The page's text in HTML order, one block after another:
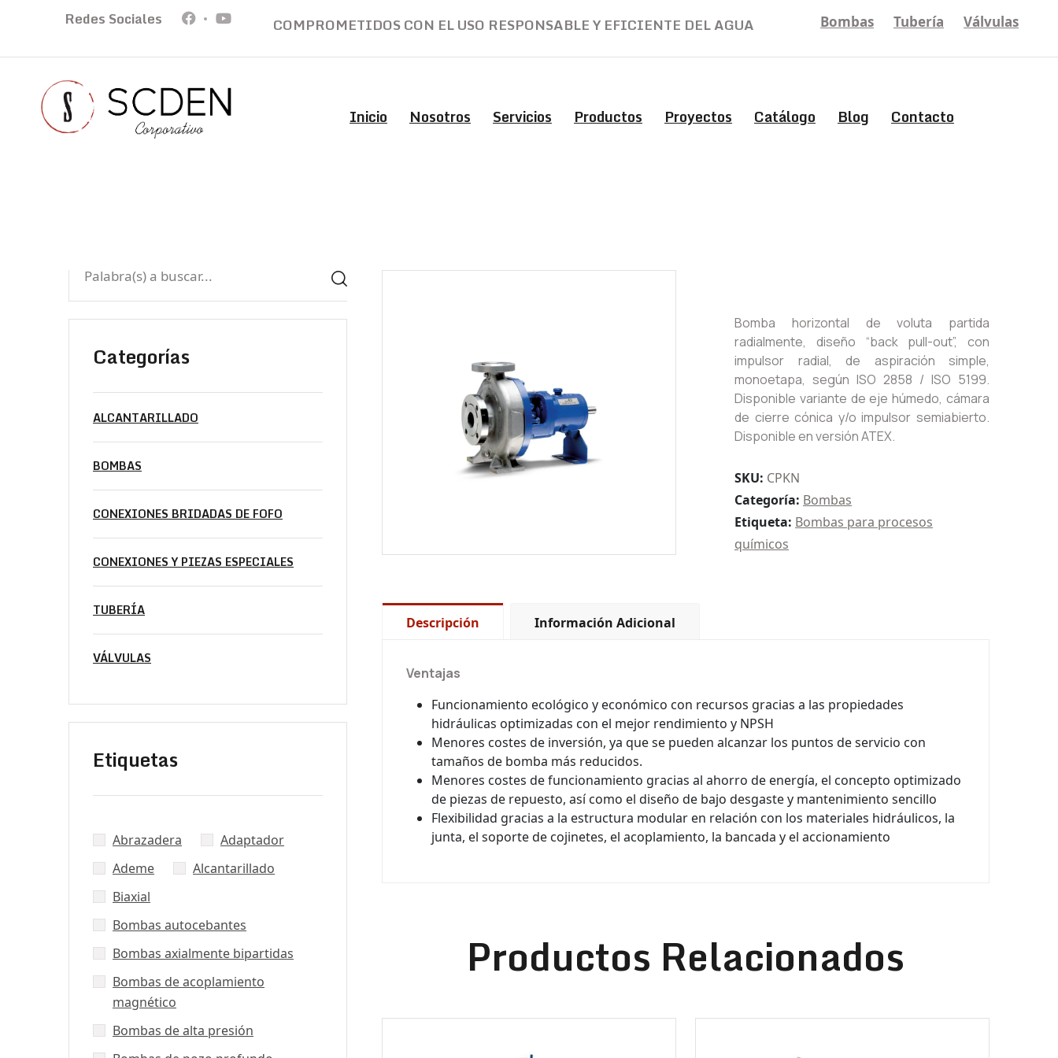
Redes Sociales COMPROMETIDOS CON EL USO RESPONSABLE Y EFICIENTE DEL AGUA Bombas Tubería Válvulas
Inicio Nosotros Servicios Productos Proyectos Catálogo Blog Contacto
Categorías
ALCANTARILLADO
BOMBAS
CONEXIONES BRIDADAS DE FOFO
CONEXIONES Y PIEZAS ESPECIALES
TUBERÍA
VÁLVULAS
Etiquetas
Abrazadera
Adaptador
Ademe
Alcantarillado
Biaxial
Bombas autocebantes
Bombas axialmente bipartidas
Bombas de acoplamiento
magnético
Bombas de alta presión
Bomba horizontal de voluta partida
radialmente, diseño “back pull-out”, con
impulsor radial, de aspiración simple,
monoetapa, según ISO 2858 / ISO 5199.
Disponible variante de eje húmedo, cámara
de cierre cónica y/o impulsor semiabierto.
Disponible en versión ATEX.
SKU: CPKN
Categoría: Bombas
Etiqueta: Bombas para procesos
químicos
Descripción Información Adicional
Ventajas
Funcionamiento ecológico y económico con recursos gracias a las propiedades
hidráulicas optimizadas con el mejor rendimiento y NPSH
Menores costes de inversión, ya que se pueden alcanzar los puntos de servicio con
tamaños de bomba más reducidos.
Menores costes de funcionamiento gracias al ahorro de energía, el concepto optimizado
de piezas de repuesto, así como el diseño de bajo desgaste y mantenimiento sencillo
Flexibilidad gracias a la estructura modular en relación con los materiales hidráulicos, la
junta, el soporte de cojinetes, el acoplamiento, la bancada y el accionamiento
Productos Relacionados